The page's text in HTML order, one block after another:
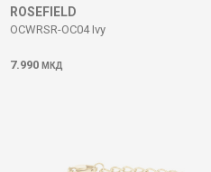
ROSEFIELD
OCWRSR-OC04 Ivy
7.990 МКД